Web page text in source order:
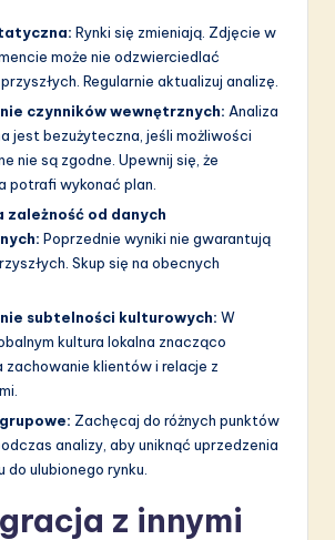
Rynki się zmieniają. Zdjęcie w
może nie odzwierciedlać
Regularnie aktualizuj analizę.
czynników wewnętrznych: Analiza
jest bezużyteczna, jeśli możliwości
nie są zgodne. Upewnij się, że
potrafi wykonać plan.
zależność od danych
Poprzednie wyniki nie gwarantują
Skup się na obecnych
subtelności kulturowych: W
kultura lokalna znacząco
zachowanie klientów i relacje z
Zachęcaj do różnych punktów
analizy, aby uniknąć uprzedzenia
do ulubionego rynku.
z innymi